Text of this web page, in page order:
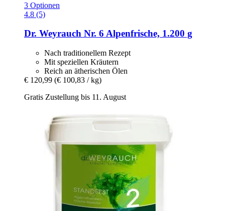
3 Optionen
4.8 (5)
Dr. Weyrauch Nr. 6 Alpenfrische, 1.200 g
Nach traditionellem Rezept
Mit speziellen Kräutern
Reich an ätherischen Ölen
€ 120,99 (€ 100,83 / kg)
Gratis Zustellung bis 11. August